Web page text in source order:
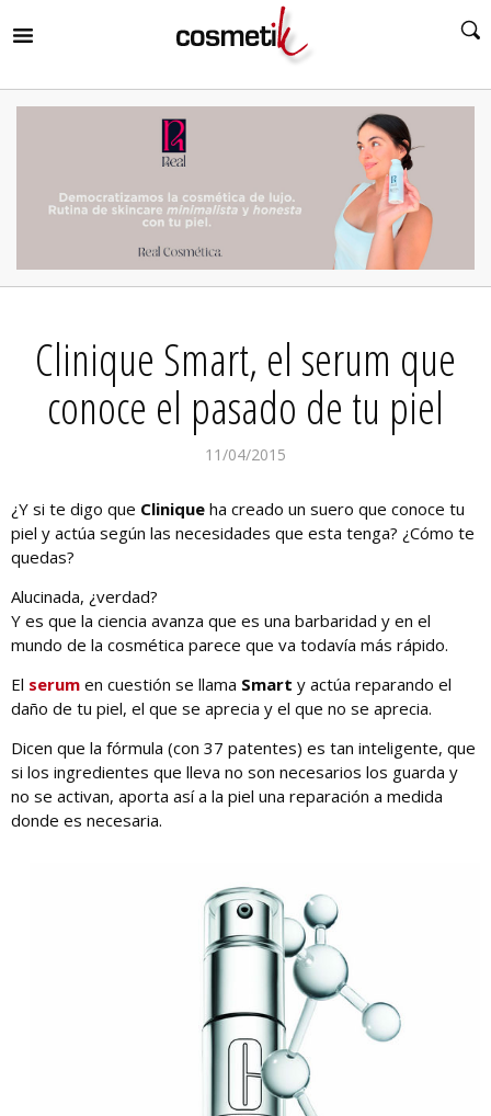
Clinique Smart, el serum que
conoce el pasado de tu piel
11/04/2015
¿Y si te digo que Clinique ha creado un suero que conoce tu
piel y actúa según las necesidades que esta tenga? ¿Cómo te
quedas?
Alucinada, ¿verdad?
Y es que la ciencia avanza que es una barbaridad y en el
mundo de la cosmética parece que va todavía más rápido.
El serum en cuestión se llama Smart y actúa reparando el
daño de tu piel, el que se aprecia y el que no se aprecia.
Dicen que la fórmula (con 37 patentes) es tan inteligente, que
si los ingredientes que lleva no son necesarios los guarda y
no se activan, aporta así a la piel una reparación a medida
donde es necesaria.